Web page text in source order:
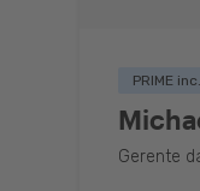
PRIME inc.
Gerente